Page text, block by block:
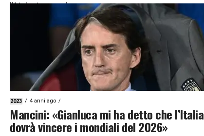
l’Atalanta, conclusa...
2023 4 anni ago
Mancini: «Gianluca mi ha detto che l’Italia
dovrà vincere i mondiali del 2026»